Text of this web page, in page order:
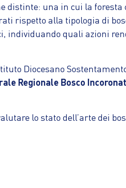
distinte: una in cui la foresta
rispetto alla tipologia di
individuando quali azioni
Diocesano
Regionale Bosco
lo stato dell’arte dei